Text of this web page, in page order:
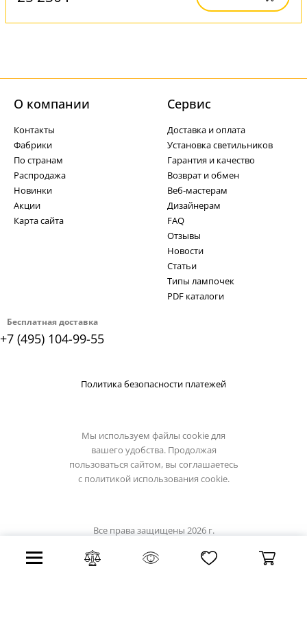
Бесплатная доставка
+7 (495) 104-99-55
О компании
Контакты
Фабрики
По странам
Распродажа
Новинки
Акции
Карта сайта
Cервис
Доставка и оплата
Установка светильников
Гарантия и качество
Возврат и обмен
Веб-мастерам
Дизайнерам
FAQ
Отзывы
Новости
Статьи
Типы лампочек
PDF каталоги
Политика безопасности платежей
Мы используем файлы cookie для
вашего удобства. Продолжая
пользоваться сайтом, вы соглашаетесь
с политикой использования cookie.
Все права защищены 2026 г.